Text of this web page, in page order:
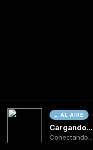
AL AIRE
Cargando...
Conectando...